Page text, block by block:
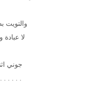
والتويت
لا عبادة
جوني
وقلت مهما قلبي . . .